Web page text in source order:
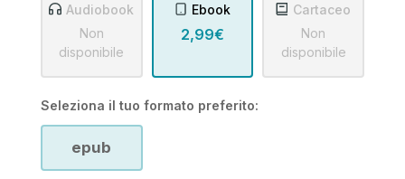
Audiobook
Non
disponibile
Ebook
2,99€
Cartaceo
Non
disponibile
Seleziona il tuo formato preferito:
epub